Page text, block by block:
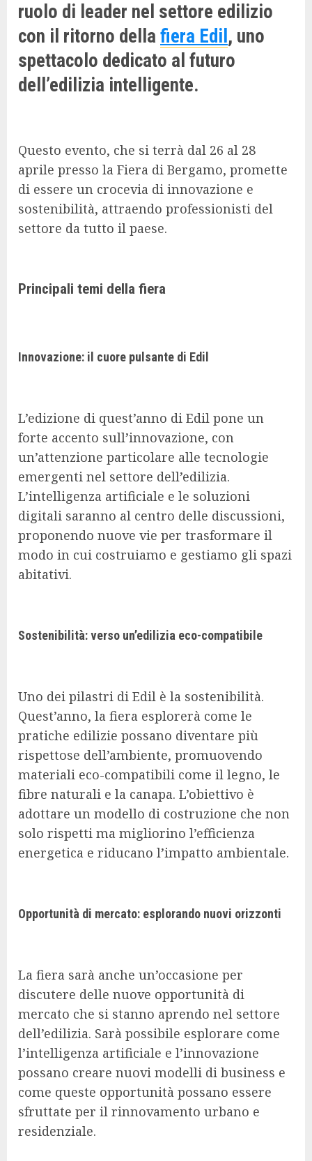
ruolo di leader nel settore edilizio
con il ritorno della fiera Edil, uno
spettacolo dedicato al futuro
dell’edilizia intelligente.
Questo evento, che si terrà dal 26 al 28
aprile presso la Fiera di Bergamo, promette
di essere un crocevia di innovazione e
sostenibilità, attraendo professionisti del
settore da tutto il paese.
Principali temi della fiera
Innovazione: il cuore pulsante di Edil
L’edizione di quest’anno di Edil pone un
forte accento sull’innovazione, con
un’attenzione particolare alle tecnologie
emergenti nel settore dell’edilizia.
L’intelligenza artificiale e le soluzioni
digitali saranno al centro delle discussioni,
proponendo nuove vie per trasformare il
modo in cui costruiamo e gestiamo gli spazi
abitativi.
Sostenibilità: verso un’edilizia eco-compatibile
Uno dei pilastri di Edil è la sostenibilità.
Quest’anno, la fiera esplorerà come le
pratiche edilizie possano diventare più
rispettose dell’ambiente, promuovendo
materiali eco-compatibili come il legno, le
fibre naturali e la canapa. L’obiettivo è
adottare un modello di costruzione che non
solo rispetti ma migliorino l’efficienza
energetica e riducano l’impatto ambientale.
Opportunità di mercato: esplorando nuovi orizzonti
La fiera sarà anche un’occasione per
discutere delle nuove opportunità di
mercato che si stanno aprendo nel settore
dell’edilizia. Sarà possibile esplorare come
l’intelligenza artificiale e l’innovazione
possano creare nuovi modelli di business e
come queste opportunità possano essere
sfruttate per il rinnovamento urbano e
residenziale.